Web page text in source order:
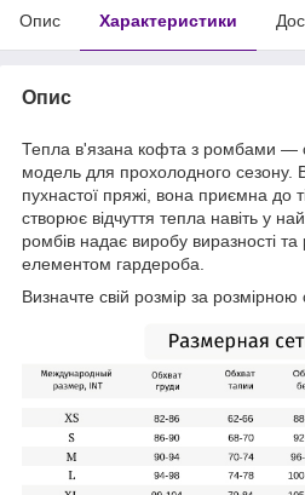
Опис Характеристики
Опис
Тепла в'язана кофта з ромбами —
модель для прохолодного сезону.
пухнастої пряжі, вона приємна до
створює відчуття тепла навіть у
ромбів надає виробу виразності
елементом гардероба.
Визначте свій розмір за розмірною